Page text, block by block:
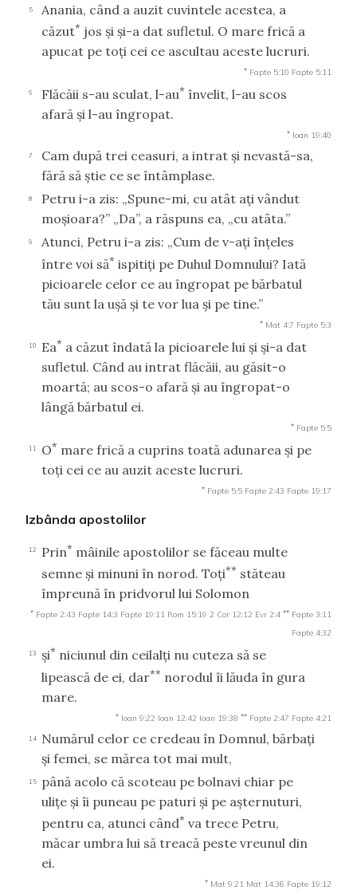
5
Anania, când a auzit cuvintele acestea, a
căzut* jos şi şi-a dat sufletul. O mare frică a
apucat pe toţi cei ce ascultau aceste lucruri.
* Fapte 5:10 Fapte 5:11
6 Flăcăii s-au sculat, l-au* învelit, l-au scos
afară şi l-au îngropat.
* Ioan 19:40
7
Cam după trei ceasuri, a intrat şi nevastă-sa,
fără să ştie ce se întâmplase.
8
Petru i-a zis: „Spune-mi, cu atât aţi vândut
moşioara?” „Da”, a răspuns ea, „cu atâta.”
9
Atunci, Petru i-a zis: „Cum de v-aţi înţeles
între voi să* ispitiţi pe Duhul Domnului? Iată
picioarele celor ce au îngropat pe bărbatul
tău sunt la uşă şi te vor lua şi pe tine.”
* Mat 4:7 Fapte 5:3
10 Ea* a căzut îndată la picioarele lui şi şi-a dat
sufletul. Când au intrat flăcăii, au găsit-o
moartă; au scos-o afară şi au îngropat-o
lângă bărbatul ei.
* Fapte 5:5
11 O* mare frică a cuprins toată adunarea şi pe
toţi cei ce au auzit aceste lucruri.
* Fapte 5:5 Fapte 2:43 Fapte 19:17
Izbânda apostolilor
12 Prin* mâinile apostolilor se făceau multe
semne şi minuni în norod. Toţi** stăteau
împreună în pridvorul lui Solomon
* Fapte 2:43 Fapte 14:3 Fapte 19:11 Rom 15:19 2 Cor 12:12 Evr 2:4 ** Fapte 3:11
Fapte 4:32
13 şi* niciunul din ceilalţi nu cuteza să se
lipească de ei, dar** norodul îi lăuda în gura
mare.
* Ioan 9:22 Ioan 12:42 Ioan 19:38 ** Fapte 2:47 Fapte 4:21
14
Numărul celor ce credeau în Domnul, bărbaţi
şi femei, se mărea tot mai mult,
15
până acolo că scoteau pe bolnavi chiar pe
uliţe şi îi puneau pe paturi şi pe aşternuturi,
pentru ca, atunci când* va trece Petru,
măcar umbra lui să treacă peste vreunul din
ei.
* Mat 9:21 Mat 14:36 Fapte 19:12